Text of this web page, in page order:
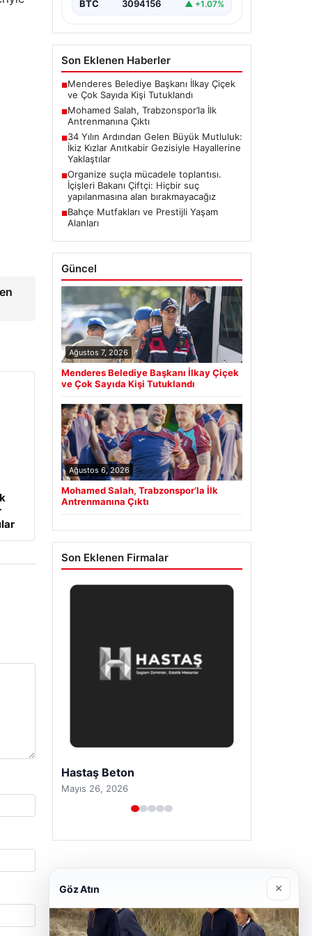
BTC 3094156 ▲ +1.07%
Son Eklenen Haberler
■Menderes Belediye Başkanı İlkay Çiçek
ve Çok Sayıda Kişi Tutuklandı
■Mohamed Salah, Trabzonspor’la İlk
Antrenmanına Çıktı
■34 Yılın Ardından Gelen Büyük Mutluluk:
İkiz Kızlar Anıtkabir Gezisiyle Hayallerine
Yaklaştılar
■Organize suçla mücadele toplantısı.
İçişleri Bakanı Çiftçi: Hiçbir suç
yapılanmasına alan bırakmayacağız
■Bahçe Mutfakları ve Prestijli Yaşam
Alanları
Güncel
Ağustos 7, 2026
Menderes Belediye Başkanı İlkay Çiçek
ve Çok Sayıda Kişi Tutuklandı
Ağustos 6, 2026
Mohamed Salah, Trabzonspor’la İlk
Antrenmanına Çıktı
Son Eklenen Firmalar
Prenses Night Club
Nisan 29, 2026
Göz Atın ×